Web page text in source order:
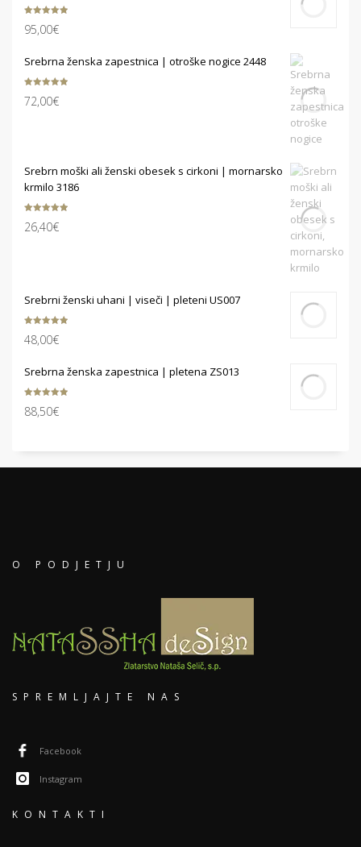
5.00 od 5
95,00€
Srebrna ženska zapestnica | otroške nogice 2448
5.00 od 5
72,00€
Srebrn moški ali ženski obesek s cirkoni | mornarsko
krmilo 3186
5.00 od 5
26,40€
Srebrni ženski uhani | viseči | pleteni US007
5.00 od 5
48,00€
Srebrna ženska zapestnica | pletena ZS013
5.00 od 5
88,50€
O PODJETJU
SPREMLJAJTE NAS
Facebook
Instagram
KONTAKTI